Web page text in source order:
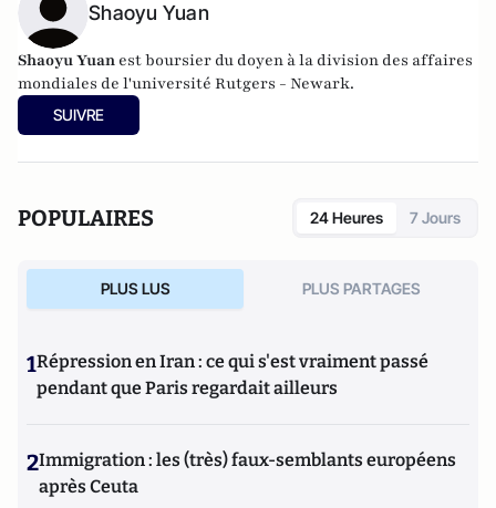
Shaoyu Yuan
Shaoyu Yuan est boursier du doyen à la division des affaires
mondiales de l'université Rutgers - Newark.
SUIVRE
POPULAIRES 24 Heures 7 Jours
PLUS LUS PLUS PARTAGES
1Répression en Iran : ce qui s'est vraiment passé
pendant que Paris regardait ailleurs
2Immigration : les (très) faux-semblants européens
après Ceuta